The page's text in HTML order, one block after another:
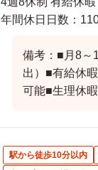
年間休日日数：
備考：■月8～
出）■有給休
可能■生理休
駅から徒歩10分以内